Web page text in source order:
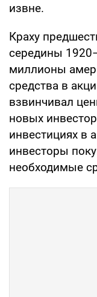
извне.
Краху
середины
миллионы
средства в
взвинчивал
новых
инвестициях в
инвесторы
необходимые